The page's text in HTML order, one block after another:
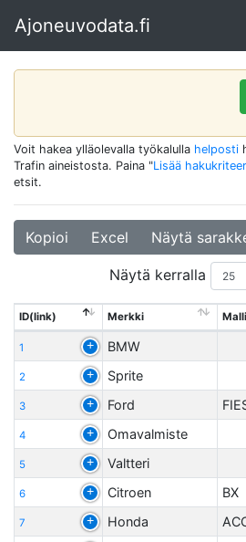
Ajoneuvodata.fi
Voit hakea ylläolevalla työkalulla helposti
Trafin aineistosta. Paina "Lisää
etsit.
Kopioi Excel Näytä
Näytä kerralla
ID(link) Merkki
1 BMW
2 Sprite
3 Ford
4 Omavalmiste
5 Valtteri
6 Citroen BX
7 Honda